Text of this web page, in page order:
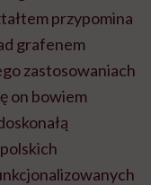
przypomina
grafenem
zastosowaniach
on bowiem